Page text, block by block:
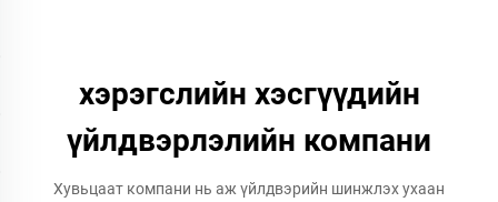
хэрэгслийн хэсгүүдийн
үйлдвэрлэлийн компани
Хувьцаат компани нь аж үйлдвэрийн шинжлэх ухаан